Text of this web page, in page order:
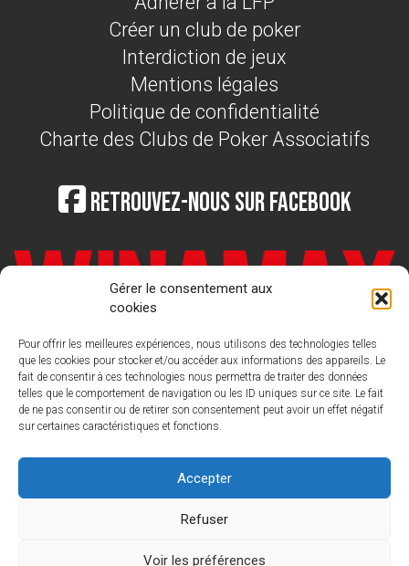
Gérer le consentement aux
cookies
Pour offrir les meilleures expériences, nous utilisons des technologies telles
que les cookies pour stocker et/ou accéder aux informations des appareils. Le
fait de consentir à ces technologies nous permettra de traiter des données
telles que le comportement de navigation ou les ID uniques sur ce site. Le fait
de ne pas consentir ou de retirer son consentement peut avoir un effet négatif
sur certaines caractéristiques et fonctions.
Accepter
Refuser
Voir les préférences
Créer un club de poker
Interdiction de jeux
Mentions légales
Politique de confidentialité
Charte des Clubs de Poker Associatifs
Retrouvez-nous sur Facebook
contacter : contact@laliguedepoker.org